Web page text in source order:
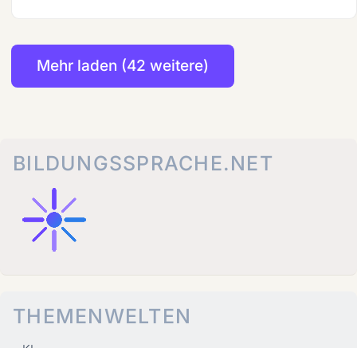
Mehr laden (42 weitere)
BILDUNGSSPRACHE.NET
THEMENWELTEN